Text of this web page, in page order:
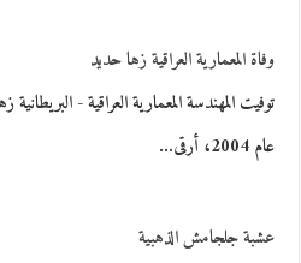
وفاة المعمارية العراقية زها حديد
توفيت المهندسة المعمارية العراقية -
عام 2004، أرقى…
عشبة جلجامش الذهبية